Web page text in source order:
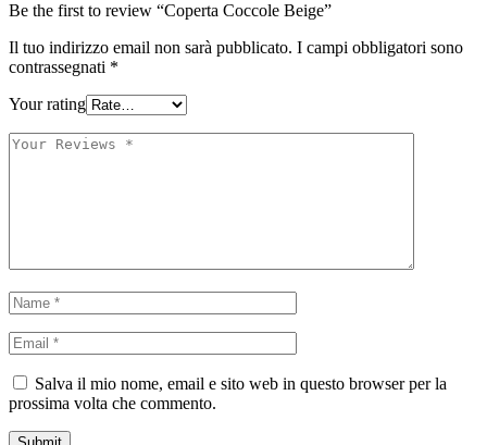
Be the first to review “Coperta Coccole Beige”
Il tuo indirizzo email non sarà pubblicato. I campi obbligatori sono
contrassegnati *
Your rating
Salva il mio nome, email e sito web in questo browser per la
prossima volta che commento.